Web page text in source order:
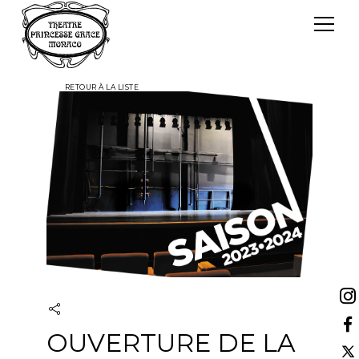
Le TPG
Théâtre Princesse Grace
L'équipe
RETOUR À LA LISTE
OUVERTURE DE LA
Panneau de gestion des cookies